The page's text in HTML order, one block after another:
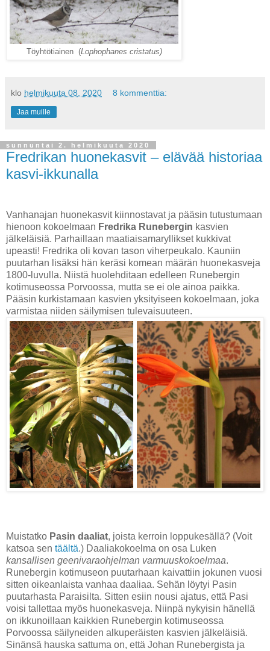
Töyhtötiainen (Lophophanes cristatus)
klo helmikuuta 08, 2020 8 kommenttia:
Jaa muille
sunnuntai 2. helmikuuta 2020
Fredrikan huonekasvit – elävää historiaa
kasvi-ikkunalla
Vanhanajan huonekasvit kiinnostavat ja pääsin tutustumaan
hienoon kokoelmaan Fredrika Runebergin kasvien
jälkeläisiä. Parhaillaan maatiaisamaryllikset kukkivat
upeasti! Fredrika oli kovan tason viherpeukalo. Kauniin
puutarhan lisäksi hän keräsi komean määrän huonekasveja
1800-luvulla. Niistä huolehditaan edelleen Runebergin
kotimuseossa Porvoossa, mutta se ei ole ainoa paikka.
Pääsin kurkistamaan kasvien yksityiseen kokoelmaan, joka
varmistaa niiden säilymisen tulevaisuuteen.
Muistatko Pasin daaliat, joista kerroin loppukesällä? (Voit
katsoa sen täältä.) Daaliakokoelma on osa Luken
kansallisen geenivaraohjelman varmuuskokoelmaa.
Runebergin kotimuseon puutarhaan kaivattiin jokunen vuosi
sitten oikeanlaista vanhaa daaliaa. Sehän löytyi Pasin
puutarhasta Paraisilta. Sitten esiin nousi ajatus, että Pasi
voisi tallettaa myös huonekasveja. Niinpä nykyisin hänellä
on ikkunoillaan kaikkien Runebergin kotimuseossa
Porvoossa säilyneiden alkuperäisten kasvien jälkeläisiä.
Sinänsä hauska sattuma on, että Johan Runebergista ja